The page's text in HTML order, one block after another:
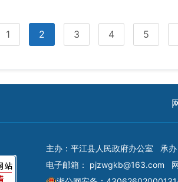
1 2 3 4 5
主办：平江县人民政府办公室 承
电子邮箱： pjzwgkb@163.com